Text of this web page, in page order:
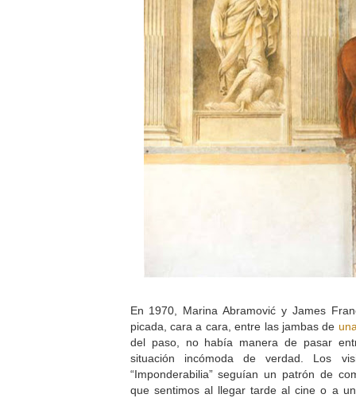
En 1970, Marina Abramović y James
picada, cara a cara, entre las jambas de
del paso, no había manera de pasar
situación incómoda de verdad. Los
“Imponderabilia” seguían un patrón de
que sentimos al llegar tarde al cine o a